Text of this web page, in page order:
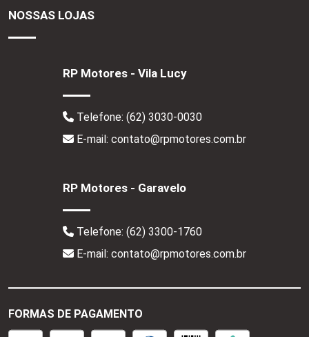
NOSSAS LOJAS
RP Motores - Vila Lucy
Telefone: (62) 3030-0030
E-mail: contato@rpmotores.com.br
RP Motores - Garavelo
Telefone: (62) 3300-1760
E-mail: contato@rpmotores.com.br
FORMAS DE PAGAMENTO